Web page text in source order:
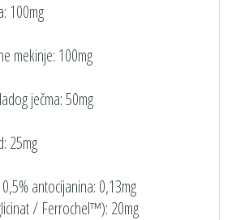
100mg
mekinje: 100mg
ječma: 50mg
25mg
antocijanina: 0,13mg
/ Ferrochel™): 20mg